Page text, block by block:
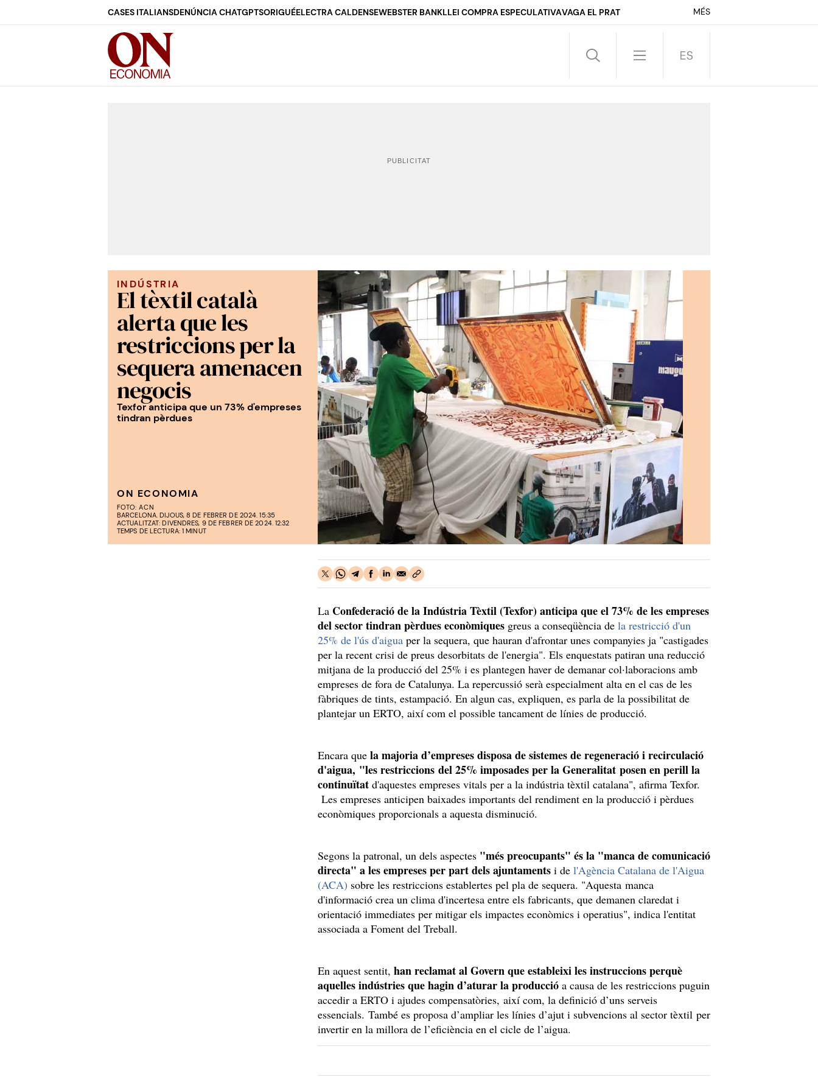
CASES ITALIANSDENÚNCIA CHATGPTSORIGUÉELECTRA CALDENSEWEBSTER BANKLLEI COMPRA ESPECULATIVAVAGA EL PRAT MÉS
INDÚSTRIA
El tèxtil català
alerta que les
restriccions per la
sequera amenacen
negocis
Texfor anticipa que un 73% d'empreses
tindran pèrdues
ON ECONOMIA
FOTO: ACN
BARCELONA. DIJOUS, 8 DE FEBRER DE 2024. 15:35
ACTUALITZAT: DIVENDRES, 9 DE FEBRER DE 2024. 12:32
TEMPS DE LECTURA: 1 MINUT
La Confederació de la Indústria Tèxtil (Texfor) anticipa que el 73% de les empreses
del sector tindran pèrdues econòmiques greus a conseqüència de la restricció d'un
25% de l'ús d'aigua per la sequera, que hauran d'afrontar unes companyies ja "castigades
per la recent crisi de preus desorbitats de l'energia". Els enquestats patiran una reducció
mitjana de la producció del 25% i es plantegen haver de demanar col·laboracions amb
empreses de fora de Catalunya. La repercussió serà especialment alta en el cas de les
fàbriques de tints, estampació. En algun cas, expliquen, es parla de la possibilitat de
plantejar un ERTO, així com el possible tancament de línies de producció.
Encara que la majoria d’empreses disposa de sistemes de regeneració i recirculació
d'aigua, "les restriccions del 25% imposades per la Generalitat posen en perill la
continuïtat d'aquestes empreses vitals per a la indústria tèxtil catalana", afirma Texfor.
Les empreses anticipen baixades importants del rendiment en la producció i pèrdues
econòmiques proporcionals a aquesta disminució.
Segons la patronal, un dels aspectes "més preocupants" és la "manca de comunicació
directa" a les empreses per part dels ajuntaments i de l'Agència Catalana de l'Aigua
(ACA) sobre les restriccions establertes pel pla de sequera. "Aquesta manca
d'informació crea un clima d'incertesa entre els fabricants, que demanen claredat i
orientació immediates per mitigar els impactes econòmics i operatius", indica l'entitat
associada a Foment del Treball.
En aquest sentit, han reclamat al Govern que estableixi les instruccions perquè
aquelles indústries que hagin d’aturar la producció a causa de les restriccions puguin
accedir a ERTO i ajudes compensatòries, així com, la definició d’uns serveis
essencials. També es proposa d’ampliar les línies d’ajut i subvencions al sector tèxtil per
invertir en la millora de l’eficiència en el cicle de l’aigua.